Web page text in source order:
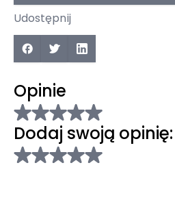
Udostępnij
Opinie
Dodaj swoją opinię: